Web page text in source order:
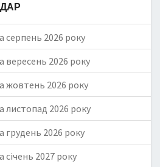
серпень 2026 року
вересень 2026 року
жовтень 2026 року
листопад 2026 року
грудень 2026 року
січень 2027 року